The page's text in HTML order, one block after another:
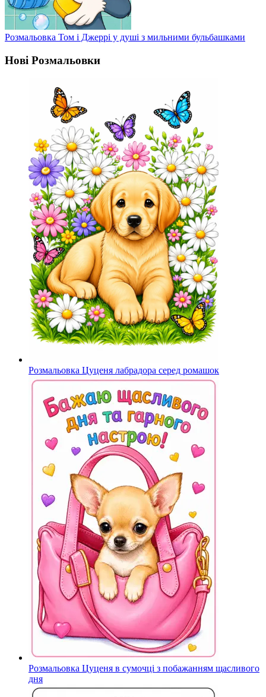
Розмальовка Том і Джеррі у душі з мильними бульбашками
Нові Розмальовки
Розмальовка Цуценя лабрадора серед ромашок
Розмальовка Цуценя в сумочці з побажанням щасливого
дня